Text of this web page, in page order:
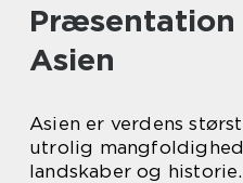
Præsentation
Asien
Asien er verdens
utrolig
landskaber og